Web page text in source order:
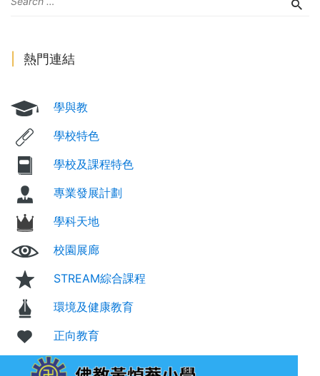
熱門連結
學與教
學校特色
學校及課程特色
專業發展計劃
學科天地
校園展廊
STREAM綜合課程
環境及健康教育
正向教育